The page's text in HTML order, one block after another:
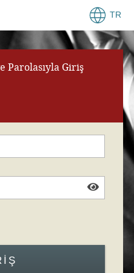
TR
Parolasıyla Giriş